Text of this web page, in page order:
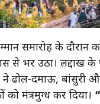
समारोह के दौरान
से भर उठा। लद्दाख के
ढोल-दमाऊ, बांसुरी
को मंत्रमुग्ध कर दिया।